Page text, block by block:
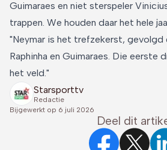
Guimaraes en niet sterspeler
trappen. We houden daar het hele
"Neymar is het trefzekerst, gevolgd
Raphinha en Guimaraes. Die eerste
het veld."
Starsporttv
Redactie
Bijgewerkt op 6 juli 2026
Deel dit